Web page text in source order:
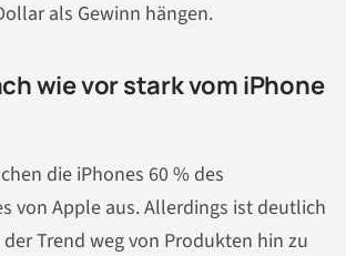
als Gewinn hängen.
wie vor stark vom iPhone
die iPhones 60 % des
von Apple aus. Allerdings ist deutlich
Trend weg von Produkten hin zu